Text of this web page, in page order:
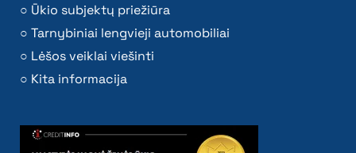
Ūkio subjektų priežiūra
Tarnybiniai lengvieji automobiliai
Lėšos veiklai viešinti
Kita informacija